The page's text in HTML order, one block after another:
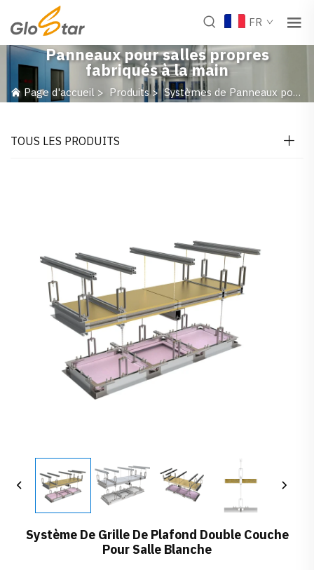
FR
Panneaux pour salles propres
fabriqués à la main
Page d'accueil > Produits>Systèmes de Panneaux pour Salle Blanche
TOUS LES PRODUITS
Système De Grille De Plafond Double Couche
Pour Salle Blanche